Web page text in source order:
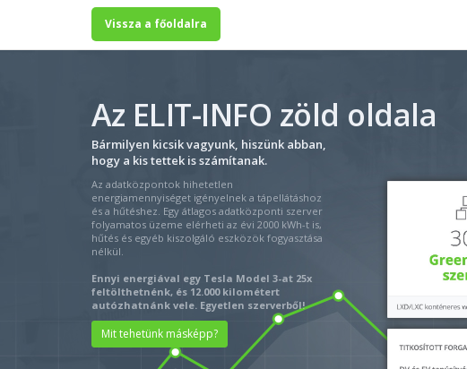
Vissza a főoldalra
Az ELIT-INFO zöld oldala
Bármilyen kicsik vagyunk, hiszünk abban,
hogy a kis tettek is számítanak.
Az adatközpontok hihetetlen
energiamennyiséget igényelnek a tápellátáshoz
és a hűtéshez. Egy átlagos adatközponti szerver
folyamatos üzeme elérheti az évi 2000 kWh-t is,
hűtés és egyéb kiszolgáló eszközök fogyasztása
nélkül.
Ennyi energiával egy Tesla Model 3-at 25x
feltölthetnénk, és 12.000 kilométert
autózhatnánk vele. Egyetlen szerverből!
Mit tehetünk másképp?